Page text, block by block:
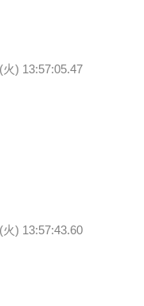
火) 13:57:05.47
火) 13:57:43.60